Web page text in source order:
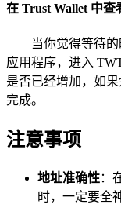
在 Trust Wallet 中查
当你觉得等待
应用程序，进入
是否已经增加，如
完成。
注意事项
地址准确性：
时，一定要全